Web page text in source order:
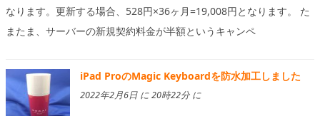
なります。更新する場合、528円×36ヶ月=19,008円となります。 た
またま、サーバーの新規契約料金が半額というキャンペ
iPad ProのMagic Keyboardを防水加工しました
2022年2月6日 に 20時22分 に